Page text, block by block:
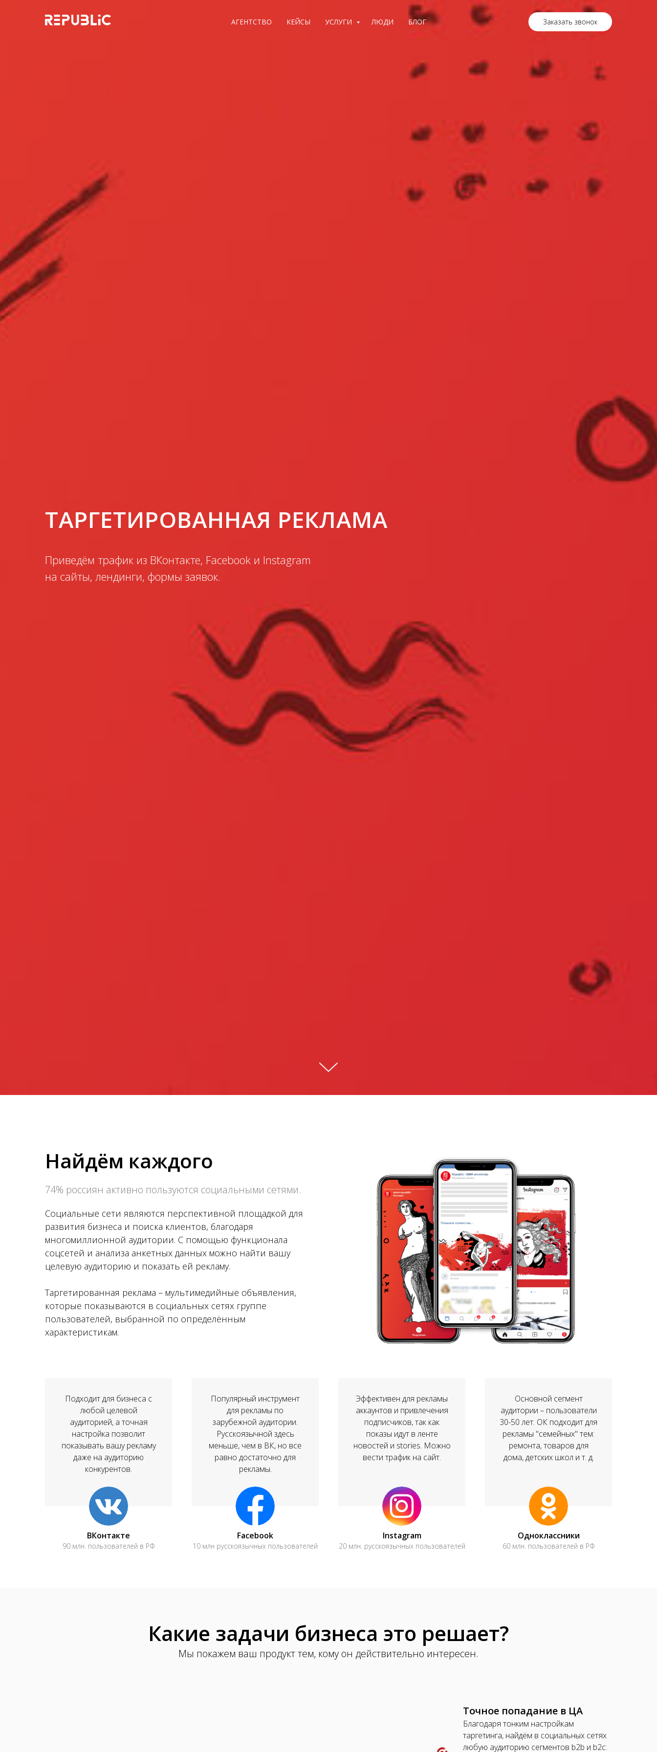
АГЕНТСТВО КЕЙСЫ УСЛУГИ ЛЮДИ БЛОГ Заказать звонок
ТАРГЕТИРОВАННАЯ РЕКЛАМА
Приведём трафик из ВКонтакте, Facebook и Instagram
на сайты, лендинги, формы заявок.
Найдём каждого
74% россиян активно пользуются социальными сетями.
Социальные сети являются перспективной площадкой для
развития бизнеса и поиска клиентов, благодаря
многомиллионной аудитории. С помощью функционала
соцсетей и анализа анкетных данных можно найти вашу
целевую аудиторию и показать ей рекламу.
Таргетированная реклама – мультимедийные объявления,
которые показываются в социальных сетях группе
пользователей, выбранной по определённым
характеристикам.
Подходит для бизнеса с
любой целевой
аудиторией, а точная
настройка позволит
показывать вашу рекламу
даже на аудиторию
конкурентов.
ВКонтакте
90 млн. пользователей в РФ
Популярный инструмент
для рекламы по
зарубежной аудитории.
Русскоязычной здесь
меньше, чем в ВК, но все
равно достаточно для
рекламы.
Facebook
10 млн русскоязычных пользователей
Эффективен для рекламы
аккаунтов и привлечения
подписчиков, так как
показы идут в ленте
новостей и stories. Можно
вести трафик на сайт.
Instagram
20 млн. русскоязычных пользователей
Основной сегмент
аудитории – пользователи
30-50 лет. ОК подходит для
рекламы "семейных" тем:
ремонта, товаров для
дома, детских школ и т. д.
Одноклассники
60 млн. пользователей в РФ
Какие задачи бизнеса это решает?
Мы покажем ваш продукт тем, кому он действительно интересен.
Точное попадание в ЦА
Благодаря тонким настройкам
таргетинга, найдём в социальных сетях
любую аудиторию сегментов b2b и b2c: